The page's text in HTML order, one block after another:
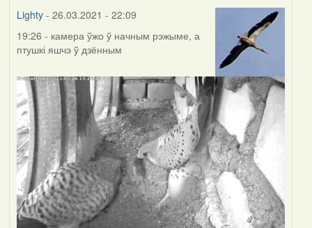
Lighty- 26.03.2021 - 22:09
19:26 - камера ўжо ў начным рэжыме, а
птушкі яшчэ ў дзённым